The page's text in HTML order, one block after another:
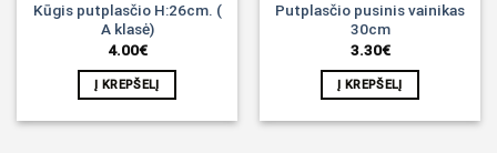
Kūgis putplasčio H:26cm. (
A klasė)
4.00€
Į KREPŠELĮ
Putplasčio pusinis vainikas
30cm
3.30€
Į KREPŠELĮ